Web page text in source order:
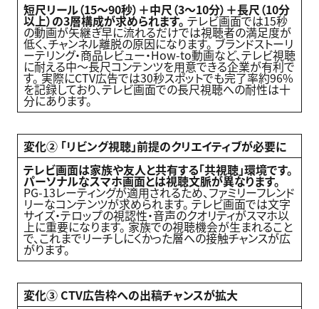
短尺リール（15〜90秒）＋中尺（3〜10分）＋長尺（10分
以上）の3層構成が求められます。 テレビ画面では15秒
の動画が矢継ぎ早に流れるだけでは視聴者の満足度が
低く、チャンネル離脱の原因になります。 ブランドストーリ
ーテリング・商品レビュー・How-to動画など、テレビ視聴
に耐える中〜長尺コンテンツを用意できる企業が有利で
す。 実際にCTV広告では30秒スポットでも完了率約96%
を記録しており、テレビ画面での長尺視聴への耐性は十
分にあります。
変化② 「リビング視聴」前提のクリエイティブが必要に
テレビ画面は家族や友人と共有する「共視聴」環境です。
パーソナルなスマホ画面とは視聴文脈が異なります。
PG-13レーティングが適用されるため、ファミリーフレンド
リーなコンテンツが求められます。 テレビ画面では文字
サイズ・テロップの視認性・音声のクオリティがスマホ以
上に重要になります。 家族での視聴機会が生まれること
で、これまでリーチしにくかった層への接触チャンスが広
がります。
変化③ CTV広告枠への出稿チャンスが拡大